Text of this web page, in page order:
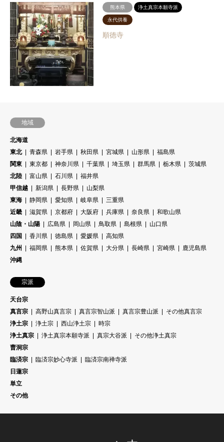
熊本県 浄土真宗本願寺派
永代供養
順徳寺
地域
北海道
東北
青森県 岩手県 秋田県 宮城県 山形県
福島県
関東
東京都 神奈川県 千葉県 埼玉県 群馬県 栃木県
茨城県
北陸
富山県 石川県
福井県
甲信越
新潟県 長野県
山梨県
東海
静岡県 愛知県 岐阜県
三重県
近畿
滋賀県 京都府 大阪府 兵庫県 奈良県
和歌山県
山陰・山陽
広島県 岡山県 鳥取県 島根県
山口県
四国
香川県 徳島県 愛媛県
高知県
九州
福岡県 熊本県 佐賀県 大分県 長崎県 宮崎県
鹿児島県
沖縄
宗派
天台宗
真言宗
高野山真言宗 真言宗智山派 真言宗豊山派
その他真言宗
浄土宗
浄土宗 西山浄土宗
時宗
浄土真宗
浄土真宗本願寺派 真宗大谷派
その他浄土真宗
曹洞宗
臨済宗
臨済宗妙心寺派
臨済宗南禅寺派
日蓮宗
単立
その他